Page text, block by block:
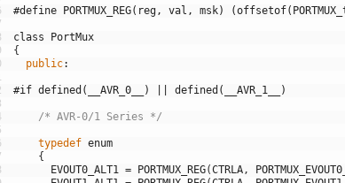
#define PORTMUX_REG(reg, val, msk)
class
PortMux
{
public:
#if defined(__AVR_0__) || defined(__AVR_1__)
/* AVR-0/1 Series */
typedef enum
{
EVOUT0_ALT1 = PORTMUX_REG(CTRLA, PORTMUX_EVOUT0